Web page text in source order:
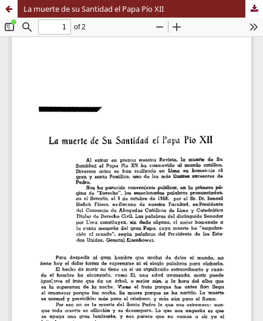
La muerte de su Santidad el Papa Pío XII